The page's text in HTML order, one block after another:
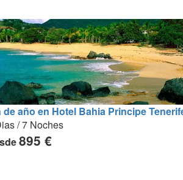
de año en Hotel Bahia Principe
/ 7 Noches
895 €